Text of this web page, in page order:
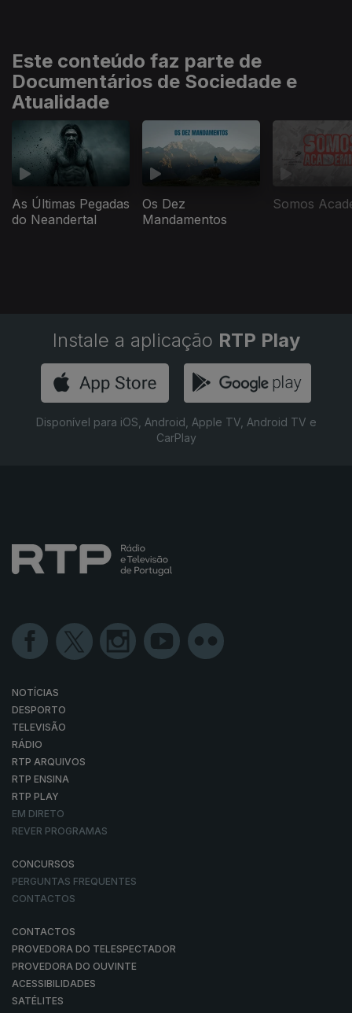
Este conteúdo faz parte de
Documentários de Sociedade e
Atualidade
As Últimas Pegadas
do Neandertal
Os Dez
Mandamentos
Somos
Instale a aplicação RTP Play
Disponível para iOS, Android, Apple TV, Android TV e
CarPlay
NOTÍCIAS
DESPORTO
TELEVISÃO
RÁDIO
RTP ARQUIVOS
RTP ENSINA
RTP PLAY
EM DIRETO
REVER PROGRAMAS
CONCURSOS
PERGUNTAS FREQUENTES
CONTACTOS
CONTACTOS
PROVEDORA DO TELESPECTADOR
PROVEDORA DO OUVINTE
ACESSIBILIDADES
SATÉLITES